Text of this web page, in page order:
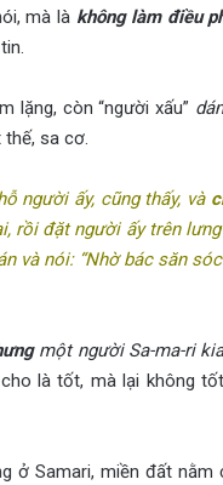
mà là không làm điều
lặng, còn “người xấu”
sa cơ.
người ấy, cũng thấy, và
rồi đặt người ấy trên
và nói: “Nhờ bác săn
một người Sa-ma-ri
là tốt, mà lại không
ở Samari, miền đất nằm